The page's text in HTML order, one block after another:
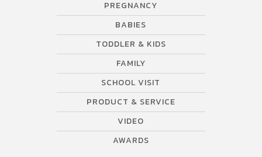
PREGNANCY
BABIES
TODDLER & KIDS
FAMILY
SCHOOL VISIT
PRODUCT & SERVICE
VIDEO
AWARDS